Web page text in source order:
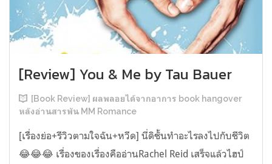
[Review] You & Me by Tau Bauer
[Book Review] ผลพลอยได้จากอาการ book hangover
หลังอ่านสารพัน MM Romance
[เรื่องย่อ+รีวิวตามใจฉัน+หวีด] นี่ดิชั้นทำอะไรลงไปกับชีวิต
😂😂😂 เรื่องของเรื่องคืออ่านRachel Reid เสร็จแล้วไฮป์